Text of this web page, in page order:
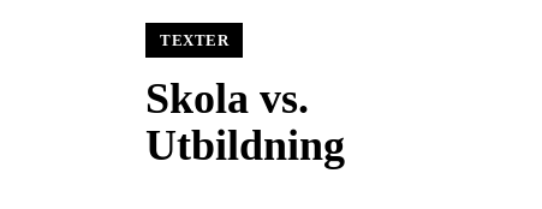
TEXTER
Skola vs.
Utbildning